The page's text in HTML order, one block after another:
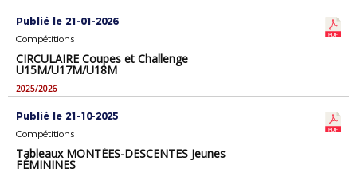
Publié le 21-01-2026
Compétitions
CIRCULAIRE Coupes et Challenge
U15M/U17M/U18M
2025/2026
Publié le 21-10-2025
Compétitions
Tableaux MONTÉES-DESCENTES Jeunes
FÉMININES